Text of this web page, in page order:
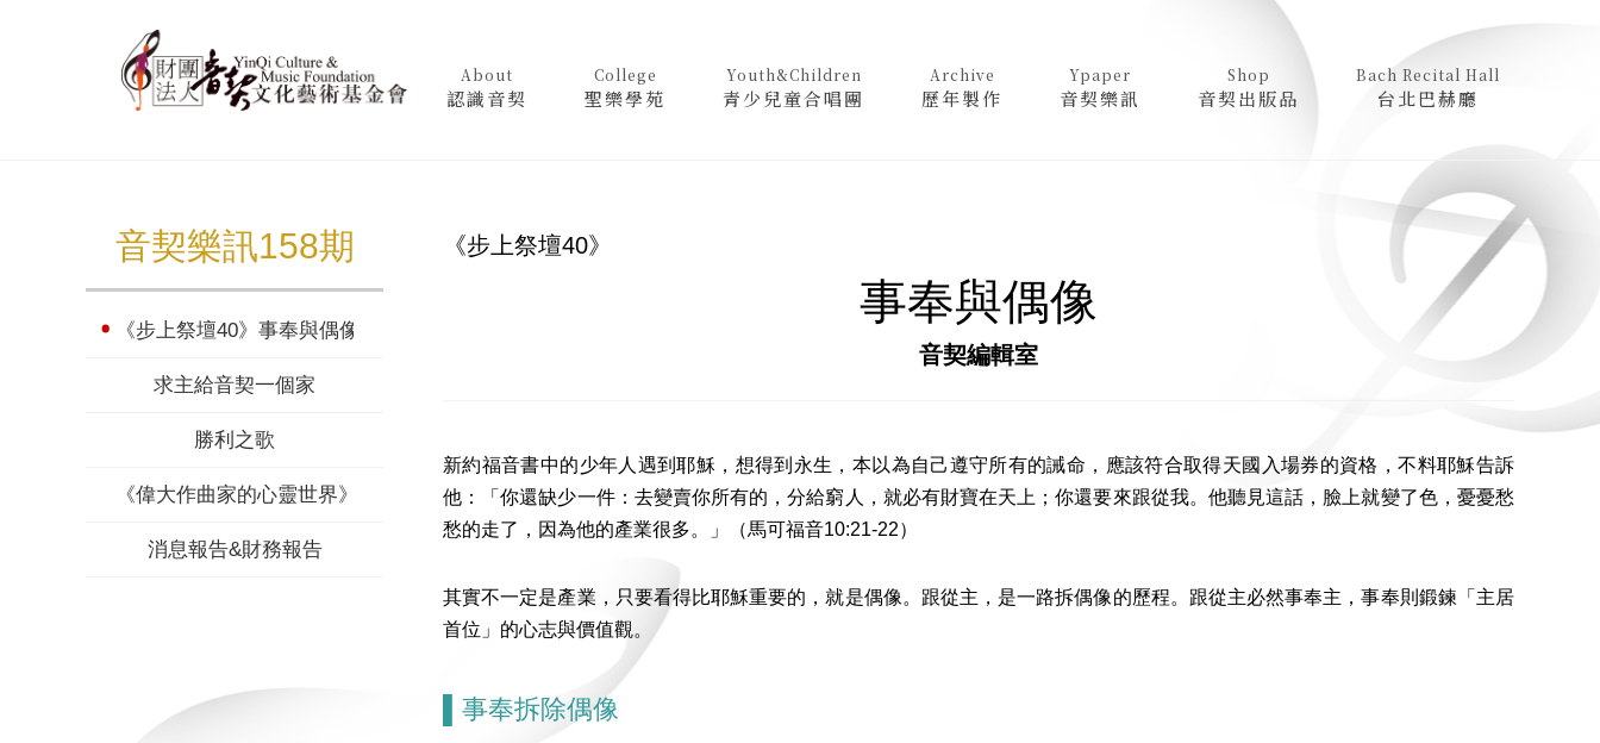
About
認識音契
College
聖樂學苑
Youth&Children
青少兒童合唱團
Archive
歷年製作
Ypaper
音契樂訊
Shop
音契出版品
Bach Recital Hall
台北巴赫廳
音契樂訊158期
《步上祭壇40》事奉與偶像
求主給音契一個家
勝利之歌
《偉大作曲家的心靈世界》查爾斯‧艾維斯（上）
消息報告&財務報告
《步上祭壇40》
事奉與偶像
音契編輯室
新約福音書中的少年人遇到耶穌，想得到永生，本以為自己遵守所有的誡命，應該符合取得天國入場券的資格，不料耶穌告訴
他：「你還缺少一件：去變賣你所有的，分給窮人，就必有財寶在天上；你還要來跟從我。他聽見這話，臉上就變了色，憂憂愁
愁的走了，因為他的產業很多。」（馬可福音10:21-22）
其實不一定是產業，只要看得比耶穌重要的，就是偶像。跟從主，是一路拆偶像的歷程。跟從主必然事奉主，事奉則鍛鍊「主居
首位」的心志與價值觀。
▌事奉拆除偶像